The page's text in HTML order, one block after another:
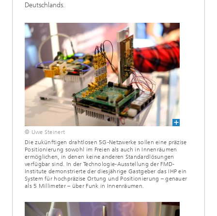
Deutschlands.
© Uwe Steinert
Die zukünftigen drahtlosen 5G-Netzwerke sollen eine präzise
Positionierung sowohl im Freien als auch in Innenräumen
ermöglichen, in denen keine anderen Standardlösungen
verfügbar sind. In der Technologie-Ausstellung der FMD-
Institute demonstrierte der diesjährige Gastgeber das IHP ein
System für hochpräzise Ortung und Positionierung – genauer
als 5 Millimeter – über Funk in Innenräumen.